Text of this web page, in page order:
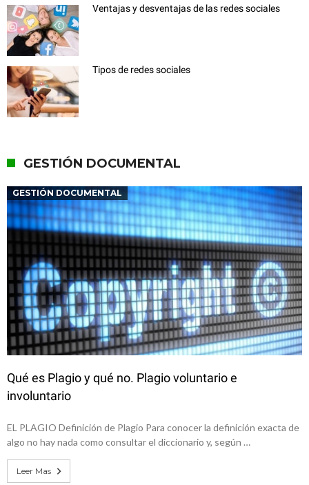
Ventajas y desventajas de las redes sociales
Tipos de redes sociales
GESTIÓN DOCUMENTAL
GESTIÓN DOCUMENTAL
Qué es Plagio y qué no. Plagio voluntario e
involuntario
EL PLAGIO Definición de Plagio Para conocer la definición exacta de
algo no hay nada como consultar el diccionario y, según …
Leer Mas